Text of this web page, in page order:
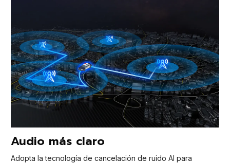
Audio más claro
Adopta la tecnología de cancelación de ruido AI para